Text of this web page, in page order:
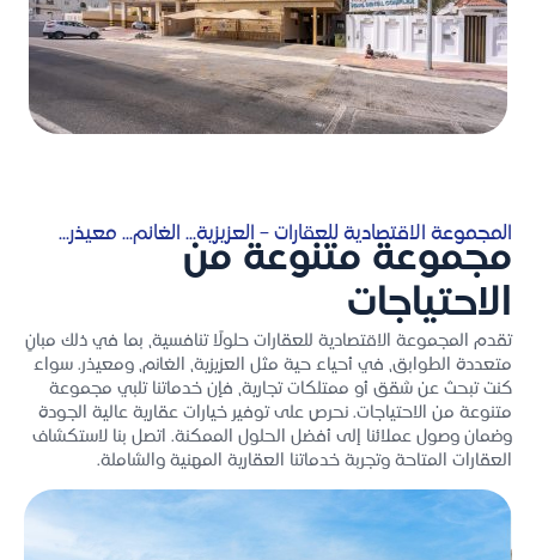
المجموعة الاقتصادية للعقارات – العزيزية... الغانم... معيذر...
مجموعة متنوعة من
الاحتياجات
تقدم المجموعة الاقتصادية للعقارات حلولًا تنافسية، بما في ذلك مبانٍ
متعددة الطوابق، في أحياء حية مثل العزيزية، الغانم، ومعيذر. سواء
كنت تبحث عن شقق أو ممتلكات تجارية، فإن خدماتنا تلبي مجموعة
متنوعة من الاحتياجات. نحرص على توفير خيارات عقارية عالية الجودة
وضمان وصول عملائنا إلى أفضل الحلول الممكنة. اتصل بنا لاستكشاف
العقارات المتاحة وتجربة خدماتنا العقارية المهنية والشاملة.